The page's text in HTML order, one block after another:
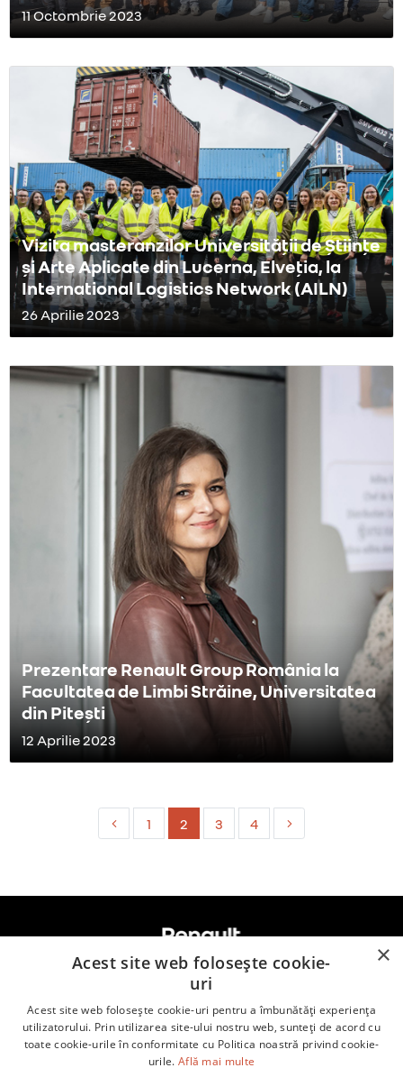
11 Octombrie 2023
Vizita masteranzilor Universității de Științe
și Arte Aplicate din Lucerna, Elveția, la
International Logistics Network (AILN)
26 Aprilie 2023
Prezentare Renault Group România la
Facultatea de Limbi Străine, Universitatea
din Pitești
12 Aprilie 2023
1 2 3 4
Renault.ro
Dacia.ro
×
Acest site web folosește cookie-
uri
Acest site web folosește cookie-uri pentru a îmbunătăți experiența
utilizatorului. Prin utilizarea site-ului nostru web, sunteți de acord cu
toate cookie-urile în conformitate cu Politica noastră privind cookie-
urile. Află mai multe